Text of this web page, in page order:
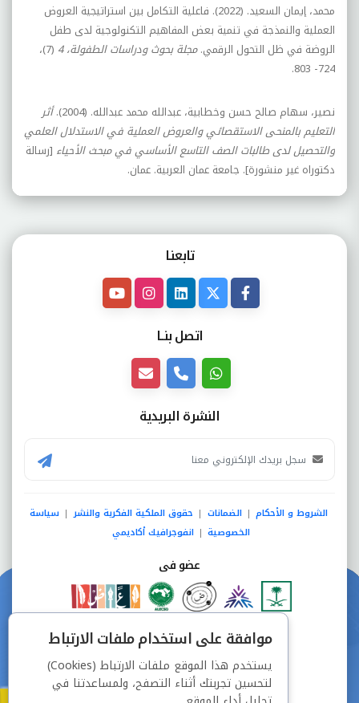
محمد، إيمان السعيد. (2022). فاعلية التكامل بين استراتيجية العروض
العملية والنمذجة في تنمية بعض المفاهيم التكنولوجية لدى طفل
الروضة في ظل التحول الرقمي.مجلة بحوث ودراسات الطفولة، 4
(7)،
724- 803.
نصير، سهام صالح حسن وخطابية، عبدالله محمد عبدالله. (2004).
أثر
التعليم بالمنحى الاستقصائي والعروض العملية في الاستدلال العلمي
والتحصيل لدى طالبات الصف التاسع الأساسي في مبحث الأحياء [رسالة
دكتوراه غير منشورة]. جامعة عمان العربية. عمان.
تابعنـا
اتصل بنــا
النشرة البريدية
الشروط و الأحكام | الضمانات | حقوق الملكية الفكرية والنشر | سياسة
الخصوصية | انفوجرافيك أكاديمي
عضو فى
دفع آمن من خلال
موافقة على استخدام ملفات الارتباط
يستخدم هذا الموقع ملفات الارتباط (Cookies)
لتحسين تجربتك أثناء التصفح، ولمساعدتنا في